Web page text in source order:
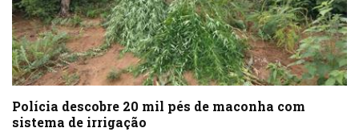
Polícia descobre 20 mil pés de maconha com
sistema de irrigação